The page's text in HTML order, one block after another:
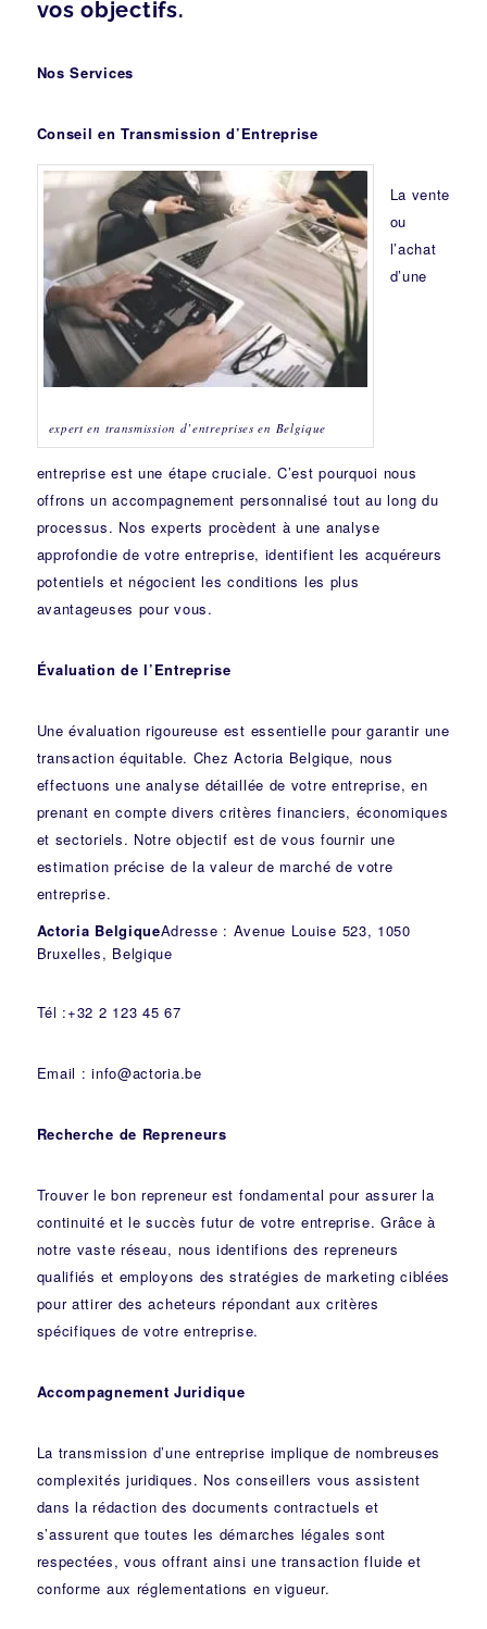
vos objectifs.
Nos Services
Conseil en Transmission d’Entreprise
expert en transmission d’entreprises en Belgique
La vente
ou
l’achat
d’une
entreprise est une étape cruciale. C’est pourquoi nous
offrons un accompagnement personnalisé tout au long du
processus. Nos experts procèdent à une analyse
approfondie de votre entreprise, identifient les acquéreurs
potentiels et négocient les conditions les plus
avantageuses pour vous.
Évaluation de l’Entreprise
Une évaluation rigoureuse est essentielle pour garantir une
transaction équitable. Chez Actoria Belgique, nous
effectuons une analyse détaillée de votre entreprise, en
prenant en compte divers critères financiers, économiques
et sectoriels. Notre objectif est de vous fournir une
estimation précise de la valeur de marché de votre
entreprise.
Actoria BelgiqueAdresse : Avenue Louise 523, 1050
Bruxelles, Belgique
Tél :+32 2 123 45 67
Email : info@actoria.be
Recherche de Repreneurs
Trouver le bon repreneur est fondamental pour assurer la
continuité et le succès futur de votre entreprise. Grâce à
notre vaste réseau, nous identifions des repreneurs
qualifiés et employons des stratégies de marketing ciblées
pour attirer des acheteurs répondant aux critères
spécifiques de votre entreprise.
Accompagnement Juridique
La transmission d’une entreprise implique de nombreuses
complexités juridiques. Nosconseillers vous assistent
dans la rédaction des documents contractuels et
s’assurent que toutes les démarches légales sont
respectées, vous offrant ainsi une transaction fluide et
conforme aux réglementations en vigueur.